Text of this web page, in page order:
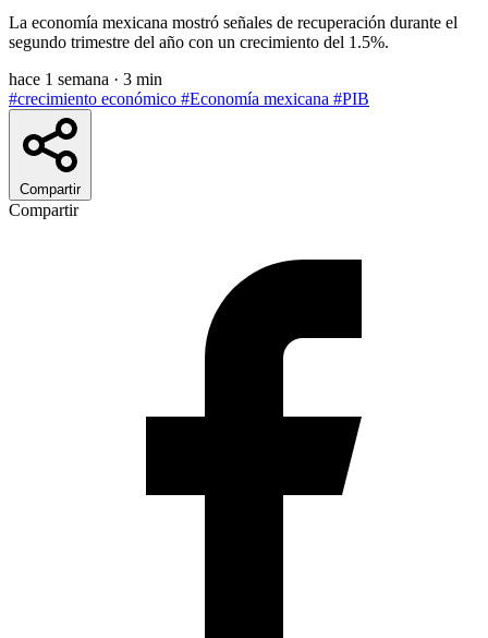
La economía mexicana mostró señales de recuperación durante el
segundo trimestre del año con un crecimiento del 1.5%.
hace 1 semana · 3 min
#crecimiento económico #Economía mexicana #PIB
Compartir
Compartir